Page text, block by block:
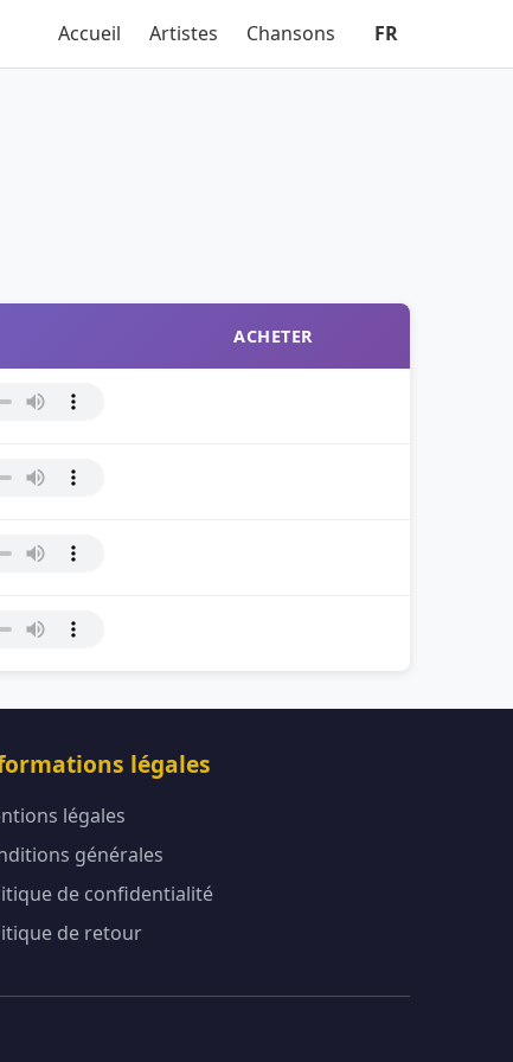
Accueil Artistes Chansons FR
ACHETER
légales
légales
générales
de confidentialité
de retour